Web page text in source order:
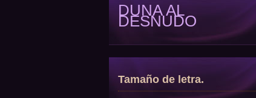
DUNA AL
DESNUDO
Tamaño de letra.